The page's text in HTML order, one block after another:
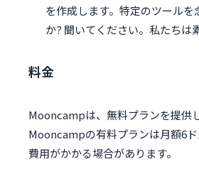
を作成します。特定のツール
か? 聞いてください。私たちは
料金
Mooncampは、無料プランを提供
Mooncampの有料プランは月額6
費用がかかる場合があります。